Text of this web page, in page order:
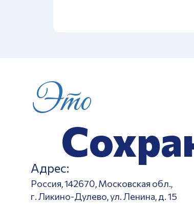
Это
Адрес:
Россия, 142670, Московская обл.,
г. Ликино-Дулево, ул. Ленина, д. 15